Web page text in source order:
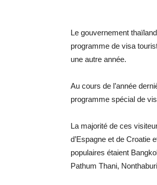
Le gouvernement
programme de visa
une autre année.
Au cours de l’année
programme spécial de
La majorité de ces
d’Espagne et de Croatie
populaires étaient
Pathum Thani,